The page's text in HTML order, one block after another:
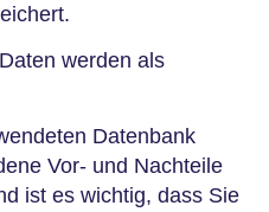
werden als
Datenbank
Vor- und Nachteile
ist es wichtig, dass Sie